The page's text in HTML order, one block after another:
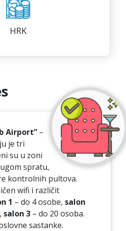
HRK
Airport” –
je tri
su u zoni
spratu,
kontrolnih pultova.
wifi i različit
1 – do 4 osobe, salon
salon 3 – do 20 osoba.
sastanke.